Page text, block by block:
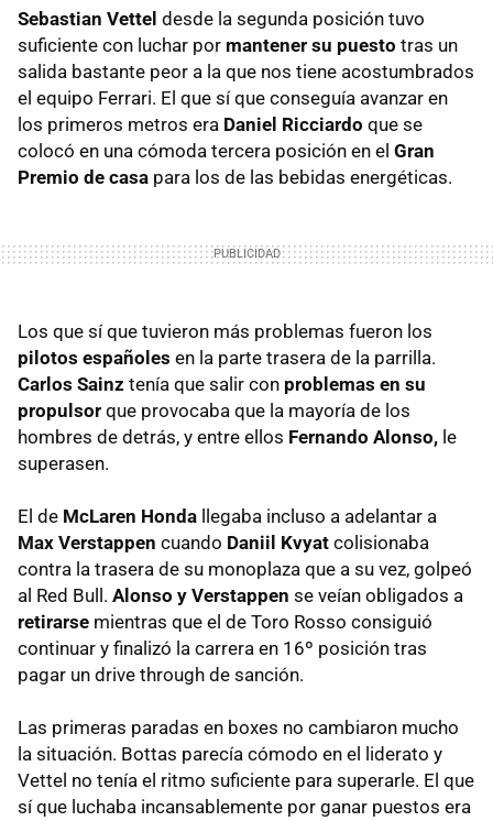
Sebastian Vettel desde la segunda posición tuvo
suficiente con luchar por mantener su puesto tras un
salida bastante peor a la que nos tiene acostumbrados
el equipo Ferrari. El que sí que conseguía avanzar en
los primeros metros era Daniel Ricciardo que se
colocó en una cómoda tercera posición en el Gran
Premio de casa para los de las bebidas energéticas.
Los que sí que tuvieron más problemas fueron los
pilotos españoles en la parte trasera de la parrilla.
Carlos Sainz tenía que salir con problemas en su
propulsor que provocaba que la mayoría de los
hombres de detrás, y entre ellos Fernando Alonso, le
superasen.
El de McLaren Honda llegaba incluso a adelantar a
Max Verstappen cuando Daniil Kvyat colisionaba
contra la trasera de su monoplaza que a su vez, golpeó
al Red Bull. Alonso y Verstappen se veían obligados a
retirarse mientras que el de Toro Rosso consiguió
continuar y finalizó la carrera en 16º posición tras
pagar un drive through de sanción.
Las primeras paradas en boxes no cambiaron mucho
la situación. Bottas parecía cómodo en el liderato y
Vettel no tenía el ritmo suficiente para superarle. El que
sí que luchaba incansablemente por ganar puestos era